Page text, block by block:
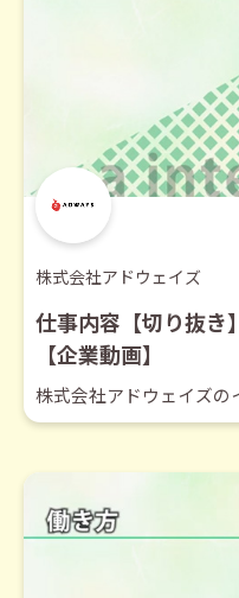
株式会社アドウェイズ
仕事内容【切り抜
【企業動画】
株式会社アドウェイズの